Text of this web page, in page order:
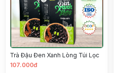
Trà Đậu Đen Xanh Lòng Túi Lọc
107.000đ